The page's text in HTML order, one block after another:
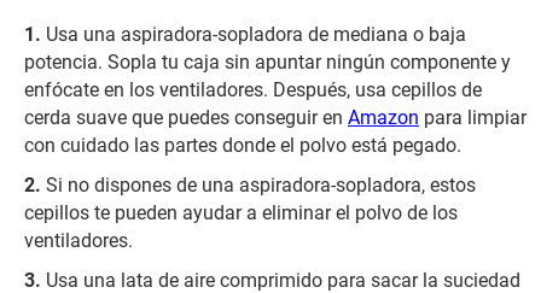
Usa una aspiradora-sopladora de mediana o baja
potencia. Sopla tu caja sin apuntar ningún componente y
enfócate en los ventiladores. Después, usa cepillos de
cerda suave que puedes conseguir en Amazon para limpiar
con cuidado las partes donde el polvo está pegado.
Si no dispones de una aspiradora-sopladora, estos
cepillos te pueden ayudar a eliminar el polvo de los
ventiladores.
Usa una lata de aire comprimido para sacar la suciedad